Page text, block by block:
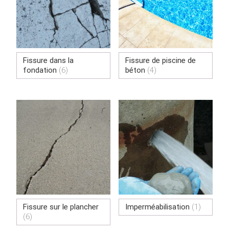
Fissure dans la
fondation (6)
Fissure de piscine de
béton (4)
Fissure sur le plancher
(6)
Imperméabilisation (1)